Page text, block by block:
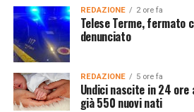
REDAZIONE 2 ore fa
Telese Terme, fermato
denunciato
REDAZIONE 5 ore fa
Undici nascite in 24 ore
già 550 nuovi nati